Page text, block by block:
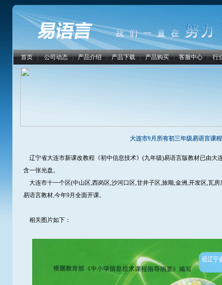
首页 | 公司动态 | 产品介绍 | 产品下载 | 产品购买 | 客服中心 | 行
大连市9月所有初三年级易语言课
辽宁省大连市新课改教程《初中信息技术》(九年级)易语言版教材已由大
含一张光盘。
大连市十一个区(中山区,西岗区,沙河口区,甘井子区,旅顺,金洲,开发区,瓦
易语言教材,今年9月全面开课。
相关图片如下：